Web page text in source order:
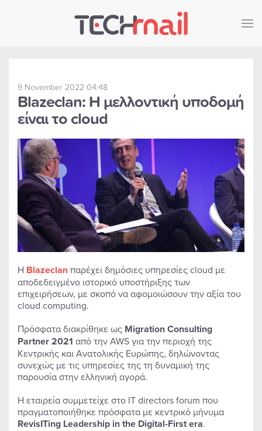
Skip to main content
9 November 2022 04:48
Blazeclan: Η μελλοντική υποδομή
είναι το cloud
Η Blazeclanπαρέχει δημόσιες υπηρεσίες cloud με
αποδεδειγμένο ιστορικό υποστήριξης των
επιχειρήσεων, με σκοπό να αφομοιώσουν την αξία του
cloud computing.
Πρόσφατα διακρίθηκε ως MigrationConsulting
Partner 2021 από την AWS για την περιοχή της
Κεντρικής και Ανατολικής Ευρώπης, δηλώνοντας
συνεχώς με τις υπηρεσίες της τη δυναμική της
παρουσία στην ελληνική αγορά.
Η εταιρεία συμμετείχε στο IT directors forum που
πραγματοποιήθηκε πρόσφατα με κεντρικό μήνυμα
RevisITing Leadership inthe Digital-Firstera.